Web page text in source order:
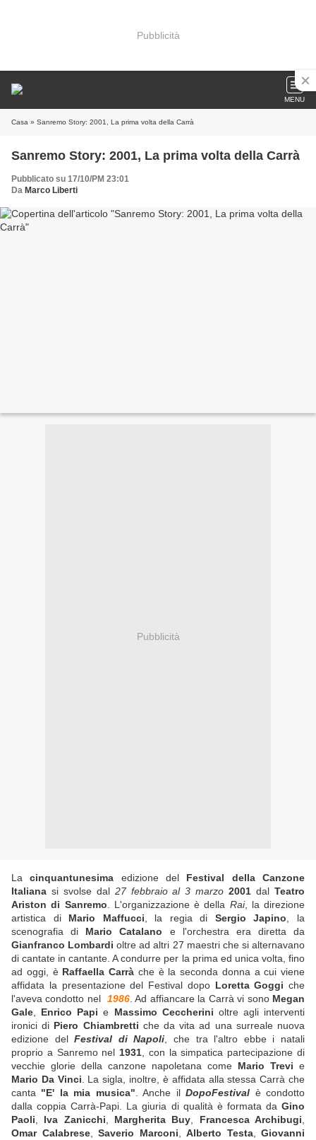
Pubblicità
MENU
Casa » Sanremo Story: 2001, La prima volta della Carrà
Sanremo Story: 2001, La prima volta della Carrà
Pubblicato su 17/10/PM 23:01
Da Marco Liberti
Pubblicità
Lacinquantunesima edizione del Festival della Canzone
Italiana si svolse dal 27 febbraio al 3 marzo 2001 dalTeatro
Ariston di Sanremo . L'organizzazione è della Rai, la direzione
artistica di Mario Maffucci , la regia di Sergio Japino , la
scenografia di Mario Catalano e l'orchestra era diretta da
Gianfranco Lombardi oltre ad altri 27 maestri che si alternavano
di cantate in cantante. A condurre per la prima ed unica volta, fino
ad oggi, è Raffaella Carrà che è la seconda donna a cui viene
affidata la presentazione del Festival dopo Loretta Goggi che
l'aveva condotto nel 1986. Ad affiancare la Carrà vi sono Megan
Gale
Enrico Papi e Massimo Ceccherini oltre agli interventi
ironici di Piero Chiambretti che da vita ad una surreale nuova
edizione delFestival di Napoli , che tra l'altro ebbe i natali
proprio a Sanremo nel 1931 , con la simpatica partecipazione di
vecchie glorie della canzone napoletana come Mario Trevi e
Mario Da Vinci . La sigla, inoltre, è affidata alla stessa Carrà che
canta "E' la mia musica" . Anche ilDopoFestival è condotto
dalla coppia Carrà-Papi. La giuria di qualità è formata da Gino
Paoli
Iva Zanicchi Margherita Buy Francesca Archibugi
Omar Calabrese, Saverio Marconi Alberto Testa, Giovanni